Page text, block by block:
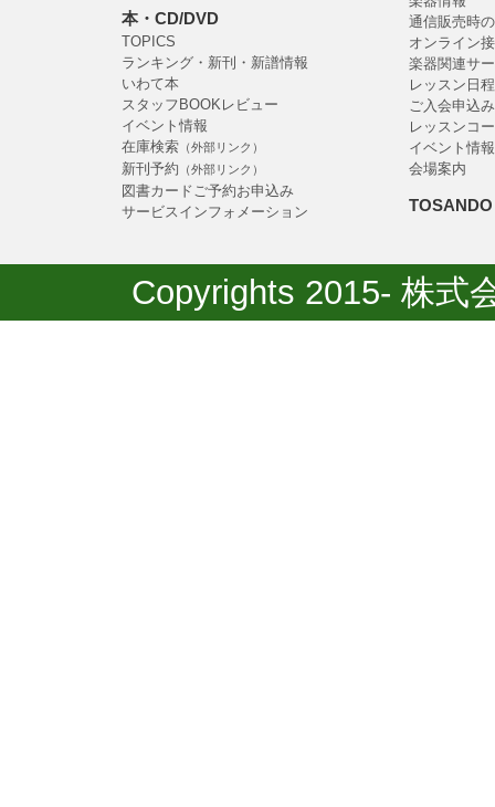
本・CD/DVD
TOPICS
ランキング・新刊・新譜情報
いわて本
スタッフBOOKレビュー
イベント情報
在庫検索 （外部リンク）
新刊予約 （外部リンク）
図書カードご予約お申込み
サービスインフォメーション
通信販売時
オンライン
楽器関連サ
レッスン日程
ご入会申込
レッスンコ
イベント情報
会場案内
Copyrights 2015- 株式